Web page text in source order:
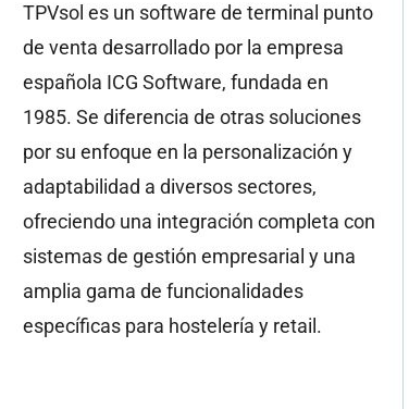
TPVsol es un software de terminal punto
de venta desarrollado por la empresa
española ICG Software, fundada en
1985. Se diferencia de otras soluciones
por su enfoque en la personalización y
adaptabilidad a diversos sectores,
ofreciendo una integración completa con
sistemas de gestión empresarial y una
amplia gama de funcionalidades
específicas para hostelería y retail.